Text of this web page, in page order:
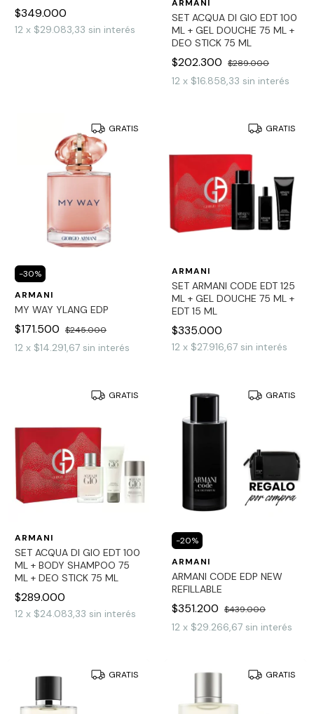
$349.000
12 x $29.083,33 sin interés
ARMANI
SET ACQUA DI GIO EDT 100
ML + GEL DOUCHE 75 ML +
DEO STICK 75 ML
$202.300 $289.000
12 x $16.858,33 sin interés
GRATIS
-30%
ARMANI
MY WAY YLANG EDP
$171.500 $245.000
12 x $14.291,67 sin interés
GRATIS
ARMANI
SET ARMANI CODE EDT 125
ML + GEL DOUCHE 75 ML +
EDT 15 ML
$335.000
12 x $27.916,67 sin interés
GRATIS
ARMANI
SET ACQUA DI GIO EDT 100
ML + BODY SHAMPOO 75
ML + DEO STICK 75 ML
$289.000
12 x $24.083,33 sin interés
GRATIS
-20%
ARMANI
ARMANI CODE EDP NEW
REFILLABLE
$351.200 $439.000
12 x $29.266,67 sin interés
GRATIS GRATIS